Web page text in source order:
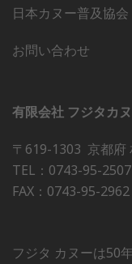
日本カヌー普及協会
お問い合わせ
有限会社 フジタカ
〒619-1303 京都府
TEL：0743-95-2507
FAX：0743-95-2962
フジタ カヌーは50